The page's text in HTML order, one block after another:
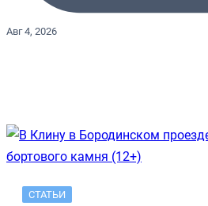
Авг 4, 2026
СТАТЬИ